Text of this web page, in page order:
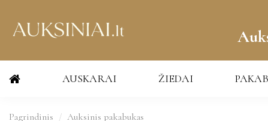
AUSKARAI ŽIEDAI
Pagrindinis Auksinis pakabukas